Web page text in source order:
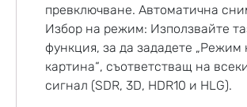
превключване. Автоматична
Избор на режим: Използвайте
функция, за да зададете „Режим
картина“, съответстващ на
сигнал (SDR, 3D, HDR10 и HLG).